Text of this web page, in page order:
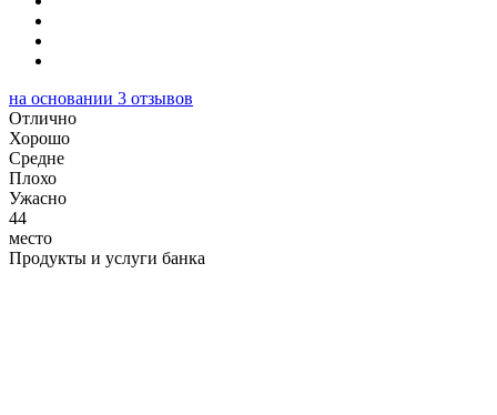
на основании 3 отзывов
Отлично
Хорошо
Cредне
Плохо
Ужасно
44
место
Продукты и услуги банка